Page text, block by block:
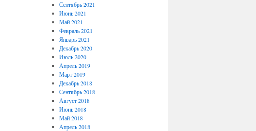
Сентябрь 2021
Июнь 2021
Май 2021
Февраль 2021
Январь 2021
Декабрь 2020
Июль 2020
Апрель 2019
Март 2019
Декабрь 2018
Сентябрь 2018
Август 2018
Июнь 2018
Май 2018
Апрель 2018